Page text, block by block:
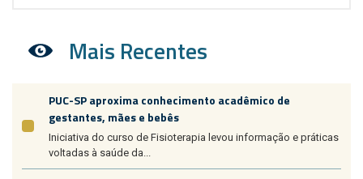
Mais Recentes
PUC-SP aproxima conhecimento acadêmico de
gestantes, mães e bebês
Iniciativa do curso de Fisioterapia levou informação e práticas
voltadas à saúde da...